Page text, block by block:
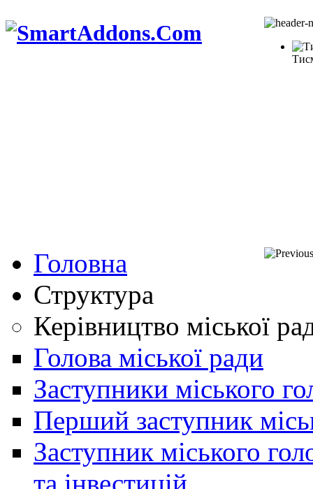
Головна
Структура
Керівництво міської
Голова міської ради
Заступники міського
Перший заступник
Заступник міського